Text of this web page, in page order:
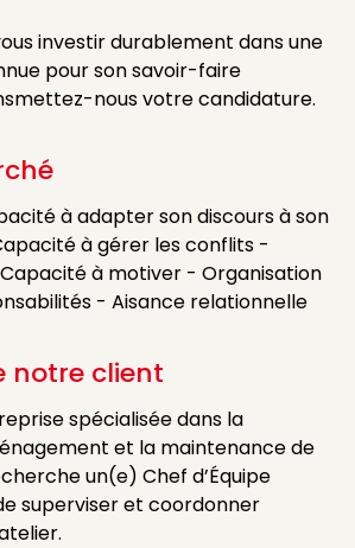
investir durablement dans une
pour son savoir-faire
nous votre candidature.
à adapter son discours à son
à gérer les conflits -
à motiver - Organisation
- Aisance relationnelle
notre client
spécialisée dans la
et la maintenance de
un(e) Chef d’Équipe
superviser et coordonner